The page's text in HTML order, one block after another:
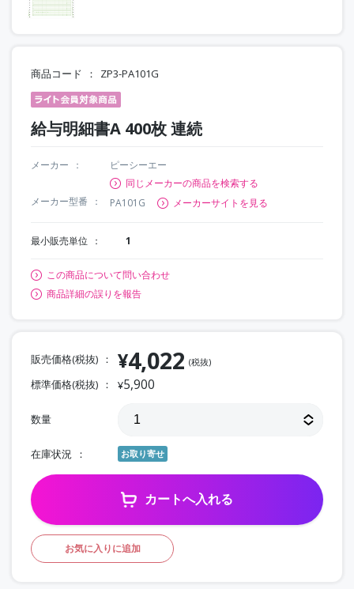
商品コード ZP3-PA101G
給与明細書A 400枚 連続
メーカー
ピーシーエー
同じメーカーの商品を検索する
メーカー型番
PA101G メーカーサイトを見る
最小販売単位 1
この商品について問い合わせ
商品詳細の誤りを報告
販売価格(税抜) ¥4,022 (税抜)
標準価格(税抜) ¥5,900
数量
在庫状況 お取り寄せ
カートへ入れる
お気に入りに追加